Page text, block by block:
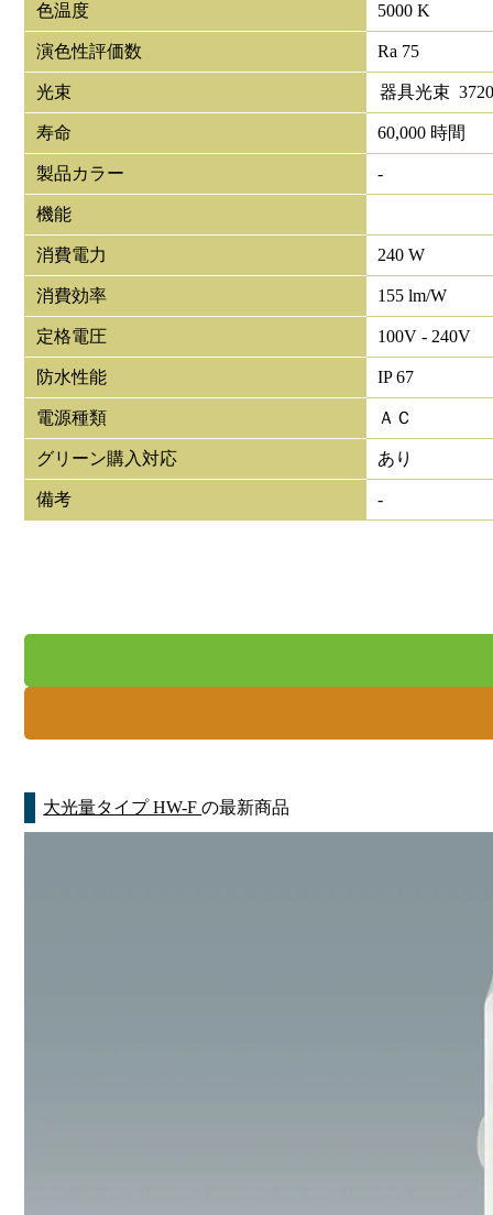
色温度 5000 K
演色性評価数 Ra 75
光束 器具光束
寿命 60,000 時間
製品カラー -
機能
消費電力 240 W
消費効率 155 lm/W
定格電圧 100V - 240V
防水性能 IP 67
電源種類 ＡＣ
グリーン購入対応 あり
備考 -
大光量タイプ HW-Fの最新商品